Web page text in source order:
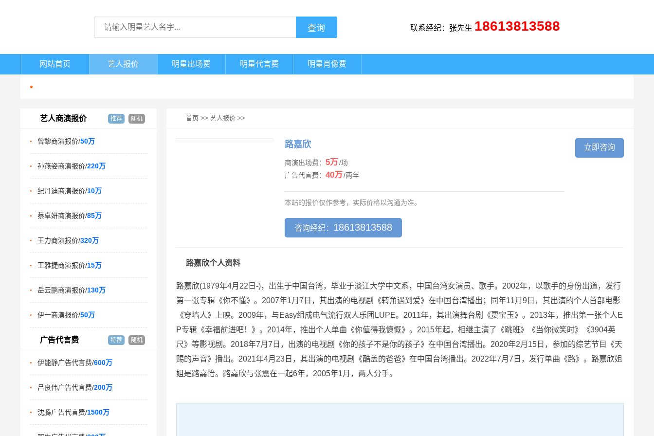
联系经纪：张先生 18613813588
网站首页 艺人报价 明星出场费 明星代言费 明星肖像费
艺人商演报价 推荐 随机
曾黎商演报价/50万
孙燕姿商演报价/220万
纪丹迪商演报价/10万
蔡卓妍商演报价/85万
王力商演报价/320万
王雅捷商演报价/15万
岳云鹏商演报价/130万
伊一商演报价/50万
广告代言费 特荐 随机
伊能静广告代言费/600万
吕良伟广告代言费/200万
沈腾广告代言费/1500万
首页 >> 艺人报价 >>
路嘉欣
商演出场费： 5万/场
广告代言费： 40万/两年
本站的报价仅作参考，实际价格以沟通为准。
咨询经纪： 18613813588
立即咨询
路嘉欣个人资料
路嘉欣(1979年4月22日-)，出生于中国台湾，毕业于淡江大学中文系，中国台湾女演员、歌手。2002年，以歌手的身份出道，发行
第一张专辑《你不懂》。2007年1月7日，其出演的电视剧《转角遇到爱》在中国台湾播出；同年11月9日，其出演的个人首部电影
《穿墙人》上映。2009年，与Easy组成电气流行双人乐团LUPE。2011年，其出演舞台剧《贾宝玉》。2013年，推出第一张个人E
P专辑《幸福前进吧！》。2014年，推出个人单曲《你值得我慷慨》。2015年起，相继主演了《跳班》《当你微笑时》《3904英
尺》等影视剧。2018年7月7日，出演的电视剧《你的孩子不是你的孩子》在中国台湾播出。2020年2月15日，参加的综艺节目《天
赐的声音》播出。2021年4月23日，其出演的电视剧《酷盖的爸爸》在中国台湾播出。2022年7月7日，发行单曲《路》。路嘉欣姐
姐是路嘉怡。路嘉欣与张震在一起6年，2005年1月，两人分手。